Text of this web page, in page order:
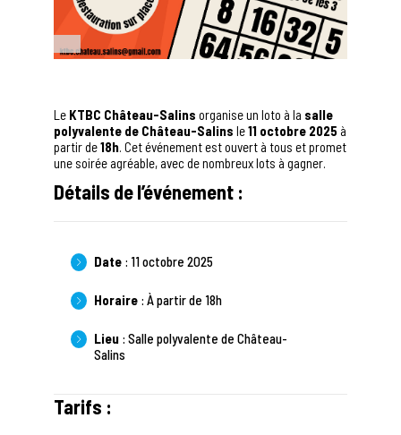
Le KTBC Château-Salins organise un loto à la salle
polyvalente de Château-Salins le11 octobre 2025 à
partir de18h. Cet événement est ouvert à tous et promet
une soirée agréable, avec de nombreux lots à gagner.
Détails de l’événement :
Date : 11 octobre 2025
Horaire : À partir de 18h
Lieu : Salle polyvalente de Château-
Salins
Tarifs :